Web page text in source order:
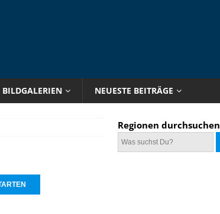
BILDGALERIEN NEUESTE BEITRÄGE
Regionen durchsuchen